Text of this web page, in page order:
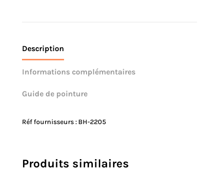
Description
Informations complémentaires
Guide de pointure
Réf fournisseurs : BH-2205
Produits similaires